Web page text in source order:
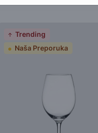
Trending
Naša Preporuka